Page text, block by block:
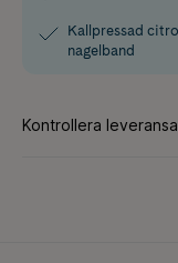
Kallpressad
nagelband